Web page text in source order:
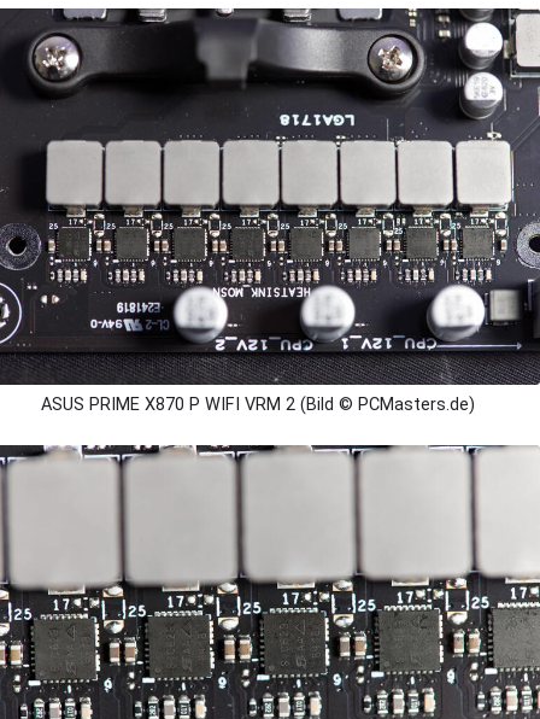
ASUS PRIME X870 P WIFI VRM 2 (Bild © PCMasters.de)